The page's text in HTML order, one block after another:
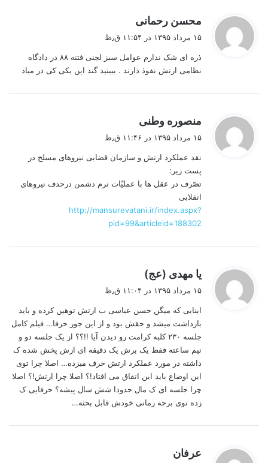
محسن رحمانی
:
۱۵ مرداد ۱۳۹۵ در ۱۱:۵۴ ق٫ظ
ذره ای شک ندارم عوامل سبز لجنی فتنه ۸۸ در دادگاه
نظامی ارتش نفوذ دارند . ببینید گند این یکی کی در میاد
منصوره وطنی
:
۱۵ مرداد ۱۳۹۵ در ۱۱:۴۶ ق٫ظ
نقد عملکرد ارتش و سازمان قضایی نیروهای مسلح در
پست زیر:
تصّرف در عقل ها با عملیّات نرم دشمن درحذف نیروهای
انقلابی
http://mansurevatani.ir/index.aspx?
pid=99&articleid=188302
یا مهدی (عج)
:
۱۵ مرداد ۱۳۹۵ در ۱۱:۰۴ ق٫ظ
اینایی که میگن حسن عباسی ب ارتش توهین کرده و باید
بازداشت میشد و حقش بود و از این جور حرفا… فیلم کامل
جلسه ۲۳۰ کلبه کرامت رو دیدن آیا !!؟؟ از یک جلسه دو و
نیم ساعته فقط یک برش یک دقیقه ای ازش پخش شده ک
داشته در مورد عملکرد ارتش حرف میزده… اصلا چرا توی
این اوضاع باید این اتفاق می افتاد!؟ اصلا چرا ارتش!؟ اصلا
چرا جلسه ای ک مال حدودا شش سال پیشه؟ حرفایی ک
زده توی برحه زمانی خودش قابل بحثه…
عرفان